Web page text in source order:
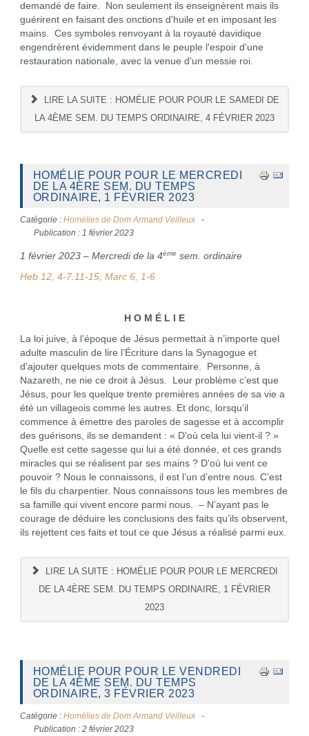
demandé de faire. Non seulement ils enseignèrent mais ils
guérirent en faisant des onctions d'huile et en imposant les
mains. Ces symboles renvoyant à la royauté davidique
engendrèrent évidemment dans le peuple l'espoir d'une
restauration nationale, avec la venue d'un messie roi.
LIRE LA SUITE : HOMÉLIE POUR POUR LE SAMEDI DE
LA 4ÈME SEM. DU TEMPS ORDINAIRE, 4 FÉVRIER 2023
HOMÉLIE POUR POUR LE MERCREDI
DE LA 4ÈRE SEM. DU TEMPS
ORDINAIRE, 1 FÉVRIER 2023
Catégorie : Homélies de Dom Armand Veilleux
Publication : 1 février 2023
1 février 2023 – Mercredi de la 4ème sem. ordinaire
Heb 12, 4-7.11-15; Marc 6, 1-6
H O M É L I E
La loi juive, à l’époque de Jésus permettait à n’importe quel
adulte masculin de lire l’Écriture dans la Synagogue et
d’ajouter quelques mots de commentaire. Personne, à
Nazareth, ne nie ce droit à Jésus. Leur problème c’est que
Jésus, pour les quelque trente premières années de sa vie a
été un villageois comme les autres. Et donc, lorsqu’il
commence à émettre des paroles de sagesse et à accomplir
des guérisons, ils se demandent : « D’où cela lui vient-il ? »
Quelle est cette sagesse qui lui a été donnée, et ces grands
miracles qui se réalisent par ses mains ? D’où lui vent ce
pouvoir ? Nous le connaissons, il est l’un d’entre nous. C’est
le fils du charpentier. Nous connaissons tous les membres de
sa famille qui vivent encore parmi nous. – N’ayant pas le
courage de déduire les conclusions des faits qu’ils observent,
ils rejettent ces faits et tout ce que Jésus a réalisé parmi eux.
LIRE LA SUITE : HOMÉLIE POUR POUR LE MERCREDI
DE LA 4ÈRE SEM. DU TEMPS ORDINAIRE, 1 FÉVRIER
2023
HOMÉLIE POUR POUR LE VENDREDI
DE LA 4ÈME SEM. DU TEMPS
ORDINAIRE, 3 FÉVRIER 2023
Catégorie : Homélies de Dom Armand Veilleux
Publication : 2 février 2023